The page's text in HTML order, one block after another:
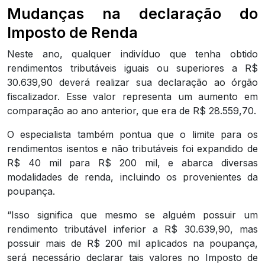
Mudanças na declaração do
Imposto de Renda
Neste ano, qualquer indivíduo que tenha obtido
rendimentos tributáveis iguais ou superiores a R$
30.639,90 deverá realizar sua declaração ao órgão
fiscalizador. Esse valor representa um aumento em
comparação ao ano anterior, que era de R$ 28.559,70.
O especialista também pontua que o limite para os
rendimentos isentos e não tributáveis foi expandido de
R$ 40 mil para R$ 200 mil, e abarca diversas
modalidades de renda, incluindo os provenientes da
poupança.
“Isso significa que mesmo se alguém possuir um
rendimento tributável inferior a R$ 30.639,90, mas
possuir mais de R$ 200 mil aplicados na poupança,
será necessário declarar tais valores no Imposto de